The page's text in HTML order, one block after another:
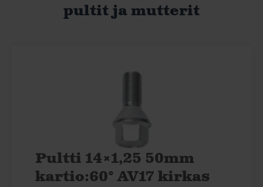
pultit ja mutterit
Pultti 14×1,25 50mm
kartio:60° AV17 kirkas